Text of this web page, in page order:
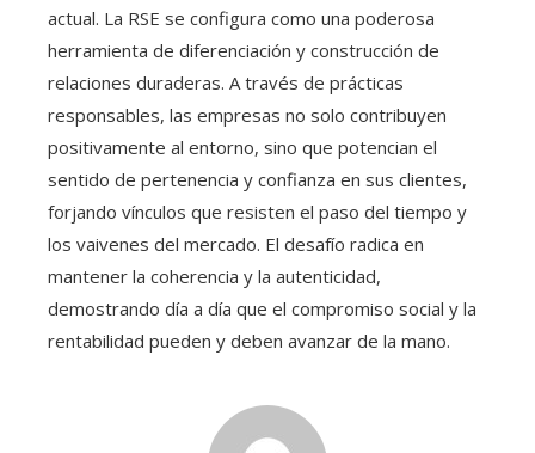
actual. La RSE se configura como una poderosa
herramienta de diferenciación y construcción de
relaciones duraderas. A través de prácticas
responsables, las empresas no solo contribuyen
positivamente al entorno, sino que potencian el
sentido de pertenencia y confianza en sus clientes,
forjando vínculos que resisten el paso del tiempo y
los vaivenes del mercado. El desafío radica en
mantener la coherencia y la autenticidad,
demostrando día a día que el compromiso social y la
rentabilidad pueden y deben avanzar de la mano.